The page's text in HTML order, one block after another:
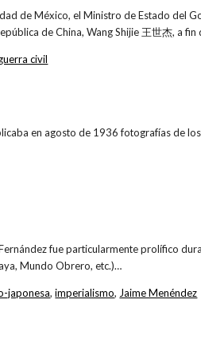
de México, el Ministro de Estado del
de China, Wang Shijie 王世杰, a
civil
en agosto de 1936 fotografías de
fue particularmente prolífico
Mundo Obrero, etc.)…
japonesa,imperialismo, Jaime Menéndez